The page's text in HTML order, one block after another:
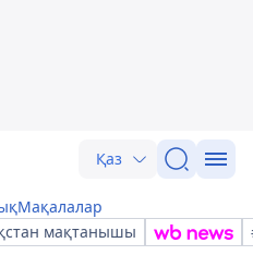
Қаз
Мақалалар
мақтанышы